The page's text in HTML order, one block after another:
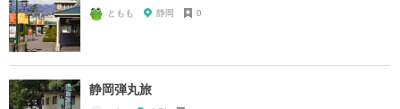
ともも 静岡 0
静岡弾丸旅